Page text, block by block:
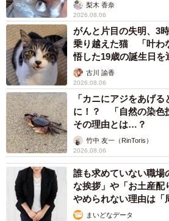
梨木 香奈
2026.08.06
がんと片目の失明、3
乗り越えた猫 「叶わ
悟した19歳の誕生日を
古川 諭香
2026.08.06
「カニにアジをあげ
に！？ 「自然の染色
その理由とは…？
竹中 友一（RinToris）
2026.08.06
誰も求めていない職場
な挨拶」や「お土産
やめられない理由は「
まいどなデータ